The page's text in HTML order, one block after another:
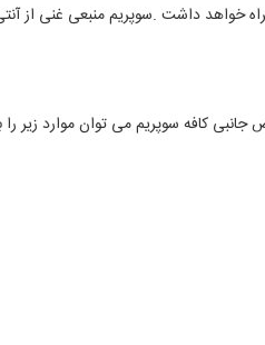
خواهد داشت .سوپریم منبعی غنی از
کافه سوپریم می توان موارد زیر را